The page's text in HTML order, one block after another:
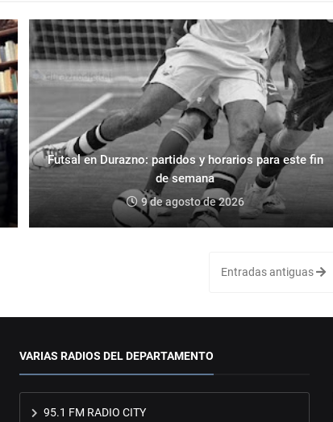
Futsal en Durazno: partidos y horarios para este fin
de semana
9 de agosto de 2026
Entradas antiguas
VARIAS RADIOS DEL DEPARTAMENTO
95.1 FM RADIO CITY